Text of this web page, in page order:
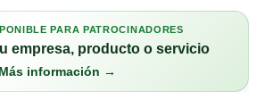
PARA PATROCINADORES
empresa, producto o servicio
Más información →